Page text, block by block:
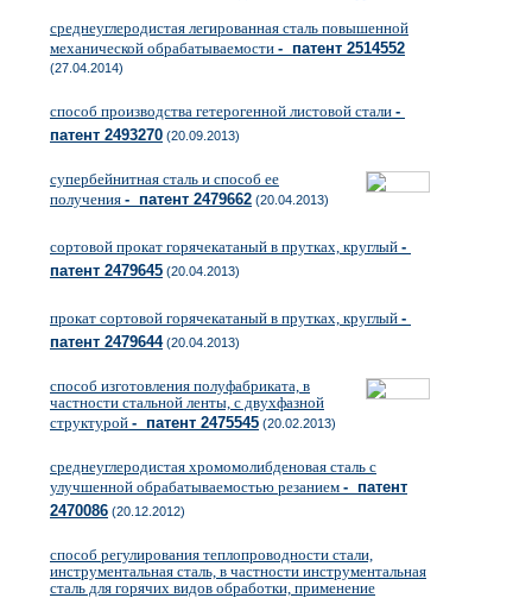
среднеуглеродистая легированная сталь повышенной
механической обрабатываемости - патент 2514552
(27.04.2014)
способ производства гетерогенной листовой стали -
патент 2493270 (20.09.2013)
супербейнитная сталь и способ ее
получения - патент 2479662 (20.04.2013)
сортовой прокат горячекатаный в прутках, круглый -
патент 2479645 (20.04.2013)
прокат сортовой горячекатаный в прутках, круглый -
патент 2479644(20.04.2013)
способ изготовления полуфабриката, в
частности стальной ленты, с двухфазной
структурой - патент 2475545 (20.02.2013)
среднеуглеродистая хромомолибденовая сталь с
улучшенной обрабатываемостью резанием - патент
2470086 (20.12.2012)
способ регулирования теплопроводности стали,
инструментальная сталь, в частности инструментальная
сталь для горячих видов обработки, применение